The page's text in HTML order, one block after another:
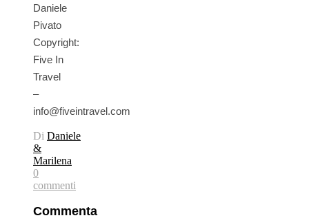
Daniele
Pivato
Copyright:
Five In
Travel
–
info@fiveintravel.com
Di Daniele
&
Marilena
0
commenti
Commenta